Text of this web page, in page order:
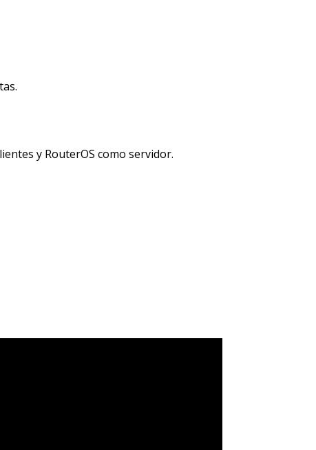
y RouterOS como servidor.